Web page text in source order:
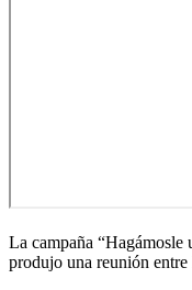
La campaña “Hagámosle
produjo una reunión